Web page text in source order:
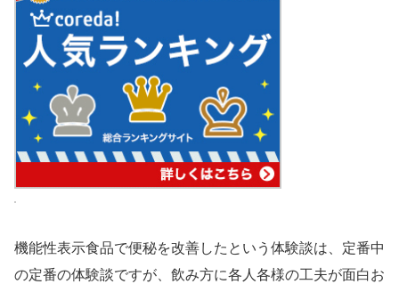
機能性表示食品で便秘を改善したという体験談は、定番中
の定番の体験談ですが、飲み方に各人各様の工夫が面白お